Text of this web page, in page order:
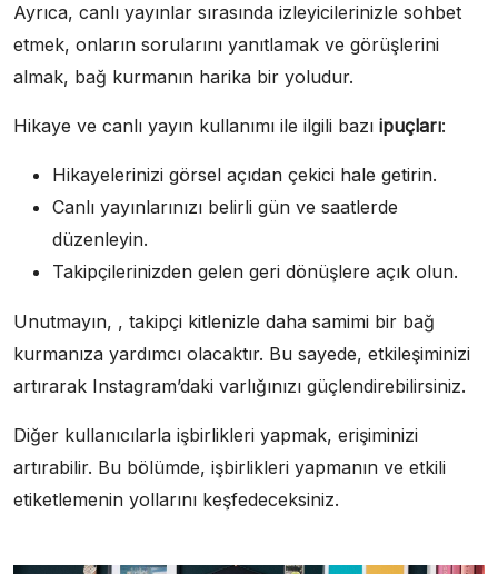
Ayrıca, canlı yayınlar sırasında izleyicilerinizle sohbet
etmek, onların sorularını yanıtlamak ve görüşlerini
almak, bağ kurmanın harika bir yoludur.
Hikaye ve canlı yayın kullanımı ile ilgili bazı ipuçları:
Hikayelerinizi görsel açıdan çekici hale getirin.
Canlı yayınlarınızı belirli gün ve saatlerde
düzenleyin.
Takipçilerinizden gelen geri dönüşlere açık olun.
Unutmayın, , takipçi kitlenizle daha samimi bir bağ
kurmanıza yardımcı olacaktır. Bu sayede, etkileşiminizi
artırarak Instagram’daki varlığınızı güçlendirebilirsiniz.
Diğer kullanıcılarla işbirlikleri yapmak, erişiminizi
artırabilir. Bu bölümde, işbirlikleri yapmanın ve etkili
etiketlemenin yollarını keşfedeceksiniz.